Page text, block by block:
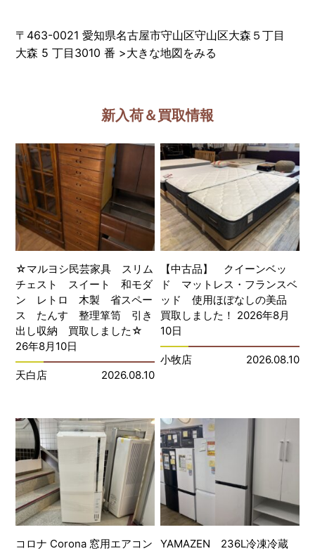
〒463-0021 愛知県名古屋市守山区守山区大森５丁目
大森 5 丁目3010 番 >大きな地図をみる
新入荷＆買取情報
☆マルヨシ民芸家具 スリム
チェスト スイート 和モダ
ン レトロ 木製 省スペー
ス たんす 整理箪笥 引き
出し収納 買取しました☆
26年8月10日
天白店 2026.08.10
【中古品】 クイーンベッ
ド マットレス・フランスベ
ッド 使用ほぼなしの美品
買取しました！ 2026年8月
10日
小牧店 2026.08.10
コロナ Corona 窓用エアコン
YAMAZEN 236L冷凍冷蔵